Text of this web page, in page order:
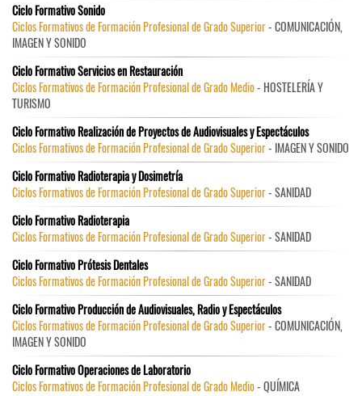
Ciclo Formativo Sonido
Ciclos Formativos de Formación Profesional de Grado Superior- COMUNICACIÓN,
IMAGEN Y SONIDO
Ciclo Formativo Servicios en Restauración
Ciclos Formativos de Formación Profesional de Grado Medio- HOSTELERÍA Y
TURISMO
Ciclo Formativo Realización de Proyectos de Audiovisuales y Espectáculos
Ciclos Formativos de Formación Profesional de Grado Superior- IMAGEN Y SONIDO
Ciclo Formativo Radioterapia y Dosimetría
Ciclos Formativos de Formación Profesional de Grado Superior- SANIDAD
Ciclo Formativo Radioterapia
Ciclos Formativos de Formación Profesional de Grado Superior- SANIDAD
Ciclo Formativo Prótesis Dentales
Ciclos Formativos de Formación Profesional de Grado Superior- SANIDAD
Ciclo Formativo Producción de Audiovisuales, Radio y Espectáculos
Ciclos Formativos de Formación Profesional de Grado Superior- COMUNICACIÓN,
IMAGEN Y SONIDO
Ciclo Formativo Operaciones de Laboratorio
Ciclos Formativos de Formación Profesional de Grado Medio- QUÍMICA